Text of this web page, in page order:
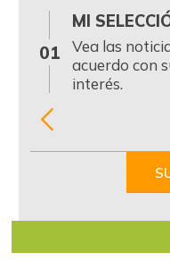
01
MI
Vea las
acuerdo con
interés.
Item
of